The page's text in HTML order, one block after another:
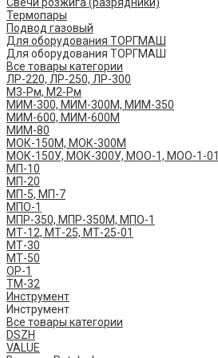
Термопары
Подвод газовый
Для оборудования ТОРГМАШ
Для оборудования ТОРГМАШ
Все товары категории
ЛР-220, ЛР-250, ЛР-300
М3-Рм, М2-Рм
МИМ-300, МИМ-300М, МИМ-350
МИМ-600, МИМ-600М
МИМ-80
МОК-150М, МОК-300М
МОК-150У, МОК-300У, МОО-1, МОО-1-01
МП-10
МП-20
МП-5, МП-7
МПО-1
МПР-350, МПР-350М, МПО-1
МТ-12, МТ-25, МТ-25-01
МТ-30
МТ-50
ОР-1
ТМ-32
Инструмент
Инструмент
Все товары категории
DSZH
VALUE